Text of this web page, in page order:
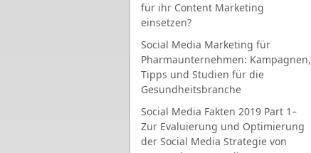
für ihr Content Marketing
einsetzen?
Social Media Marketing für
Pharmaunternehmen: Kampagnen,
Tipps und Studien für die
Gesundheitsbranche
Social Media Fakten 2019 Part 1–
Zur Evaluierung und Optimierung
der Social Media Strategie von